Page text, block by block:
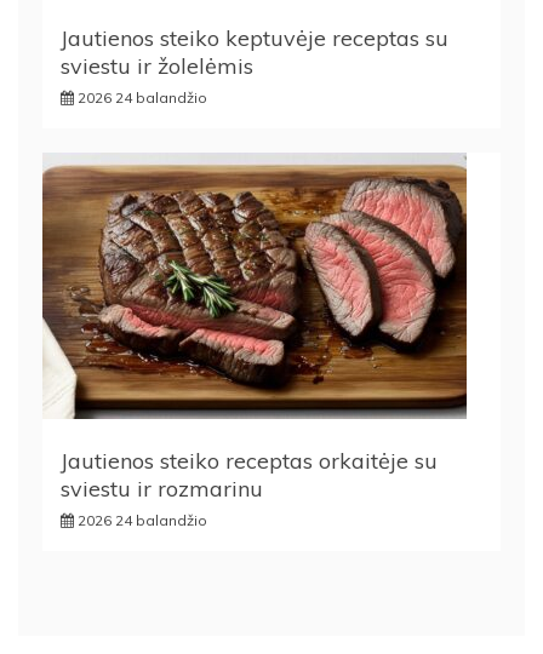
Jautienos steiko keptuvėje receptas su
sviestu ir žolelėmis
2026 24 balandžio
Jautienos steiko receptas orkaitėje su
sviestu ir rozmarinu
2026 24 balandžio